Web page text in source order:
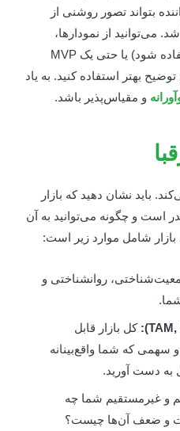
تصور روشنی از
از نمودارها،
تصاویر (اگر در نسخه نهایی استفاده شود) یا حتی یک MVP
استفاده کنید. به یاد
و مقیاس‌پذیر باشد.
نشان دهید که بازار
چگونه می‌توانید به آن
شامل موارد زیر است:
روانشناختی و
کل بازار قابل
که شما واقع‌بینانه
آورید.
شما چه
آن‌ها چیست؟